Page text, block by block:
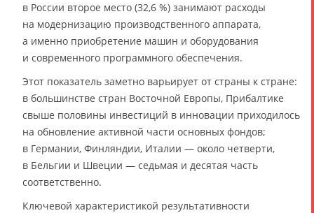
в России второе место (32,6 %) занимают расходы
на модернизацию производственного аппарата,
а именно приобретение машин и оборудования
и современного программного обеспечения.
Этот показатель заметно варьирует от страны к стране:
в большинстве стран Восточной Европы, Прибалтике
свыше половины инвестиций в инновации приходилось
на обновление активной части основных фондов;
в Германии, Финляндии, Италии — около четверти,
в Бельгии и Швеции — седьмая и десятая часть
соответственно.
Ключевой характеристикой результативности